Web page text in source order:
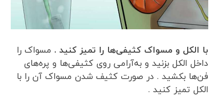
با الکل و مسواک کثیفی‌ها را تمیز کنید . مسواک را
داخل الکل بزنید و به‌آرامی روی کثیفی‌ها و پره‌های
فن‌ها بکشید . در صورت کثیف شدن مسواک آن را با
الکل تمیز کنید .